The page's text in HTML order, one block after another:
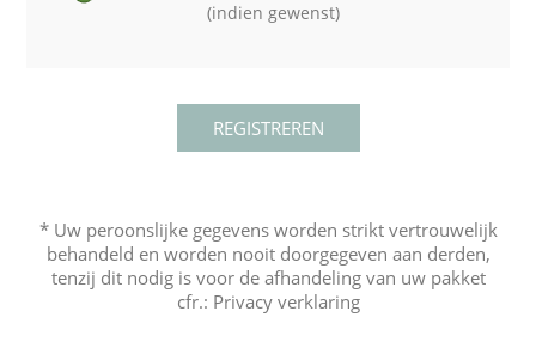
(indien gewenst)
* Uw peroonslijke gegevens worden strikt vertrouwelijk
behandeld en worden nooit doorgegeven aan derden,
tenzij dit nodig is voor de afhandeling van uw pakket
cfr.: Privacy verklaring